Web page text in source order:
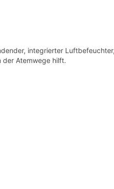
integrierter
der Atemwege hilft.